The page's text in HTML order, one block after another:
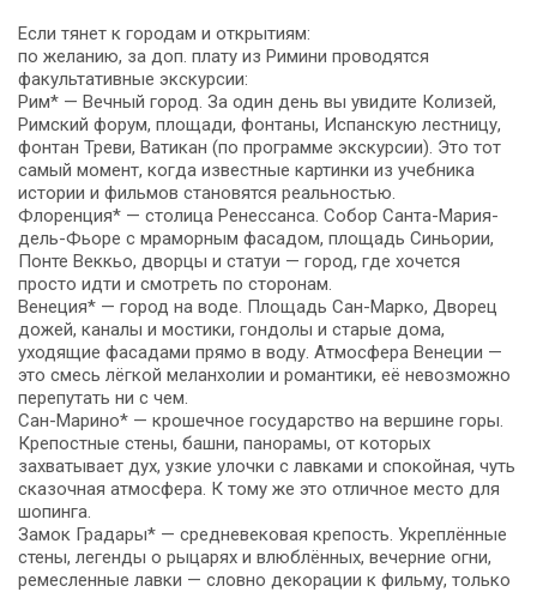
Если тянет к городам и открытиям:
по желанию, за доп. плату из Римини проводятся
факультативные экскурсии:
Рим* — Вечный город. За один день вы увидите Колизей,
Римский форум, площади, фонтаны, Испанскую лестницу,
фонтан Треви, Ватикан (по программе экскурсии). Это тот
самый момент, когда известные картинки из учебника
истории и фильмов становятся реальностью.
Флоренция* — столица Ренессанса. Собор Санта-Мария-
дель-Фьоре с мраморным фасадом, площадь Синьории,
Понте Веккьо, дворцы и статуи — город, где хочется
просто идти и смотреть по сторонам.
Венеция* — город на воде. Площадь Сан-Марко, Дворец
дожей, каналы и мостики, гондолы и старые дома,
уходящие фасадами прямо в воду. Атмосфера Венеции —
это смесь лёгкой меланхолии и романтики, её невозможно
перепутать ни с чем.
Сан-Марино* — крошечное государство на вершине горы.
Крепостные стены, башни, панорамы, от которых
захватывает дух, узкие улочки с лавками и спокойная, чуть
сказочная атмосфера. К тому же это отличное место для
шопинга.
Замок Градары* — средневековая крепость. Укреплённые
стены, легенды о рыцарях и влюблённых, вечерние огни,
ремесленные лавки — словно декорации к фильму, только